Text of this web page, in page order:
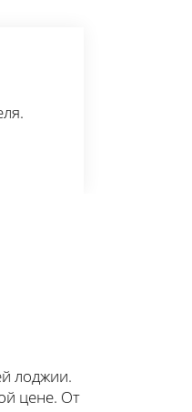
лоджии.
цене. От